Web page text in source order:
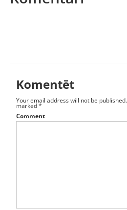
Komentēt
Your email address will not be published.
marked*
Comment